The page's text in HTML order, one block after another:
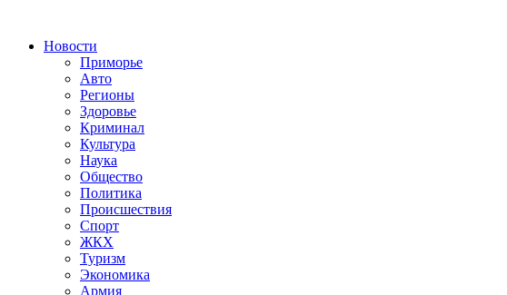
Новости
Приморье
Авто
Регионы
Здоровье
Криминал
Культура
Наука
Общество
Политика
Происшествия
Спорт
ЖКХ
Туризм
Экономика
Армия